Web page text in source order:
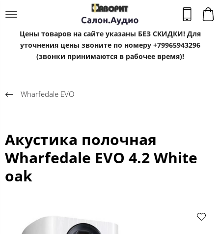
Цены товаров на сайте указаны БЕЗ СКИДКИ! Для
уточнения цены звоните по номеру +79965943296
(звонки принимаются в рабочее время)!
Wharfedale EVO
Акустика полочная
Wharfedale EVO 4.2 White
oak